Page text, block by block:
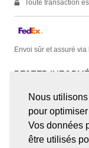
Nous
pour
Vos données
être utilisés
Toute transaction
Envoi sûr et assuré via
RESTER INFORMÉ